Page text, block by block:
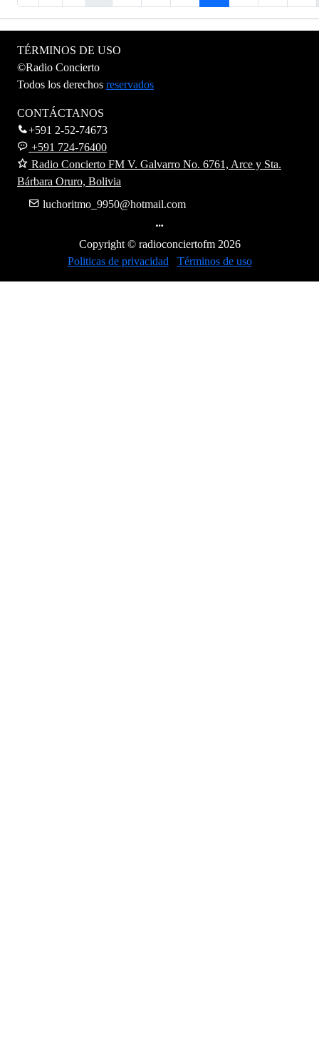
TÉRMINOS DE USO
©Radio Concierto
Todos los derechos reservados
CONTÁCTANOS
+591 2-52-74673
+591 724-76400
Radio Concierto FM V. Galvarro No. 6761, Arce y Sta.
Bárbara Oruro, Bolivia
luchoritmo_9950@hotmail.com
Copyright © radioconciertofm 2026
Politicas de privacidad
Términos de uso